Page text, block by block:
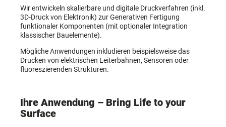
Wir entwickeln skalierbare und digitale Druckverfahren (inkl.
3D-Druck von Elektronik) zur Generativen Fertigung
funktionaler Komponenten (mit optionaler Integration
klassischer Bauelemente).
Mögliche Anwendungen inkludieren beispielsweise das
Drucken von elektrischen Leiterbahnen, Sensoren oder
fluoreszierenden Strukturen.
Ihre Anwendung – Bring Life to your
Surface